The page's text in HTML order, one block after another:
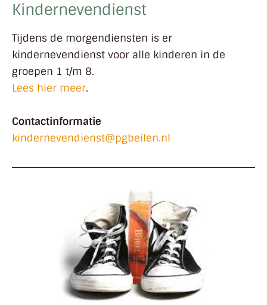
Kindernevendienst
Tijdens de morgendiensten is er
kindernevendienst voor alle kinderen in de
groepen 1 t/m 8.
Lees hier meer.
Contactinformatie
kindernevendienst@pgbeilen.nl